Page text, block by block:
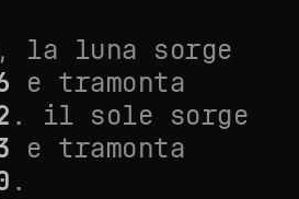
, la luna sorge
e tramonta
. il sole sorge
e tramonta
.